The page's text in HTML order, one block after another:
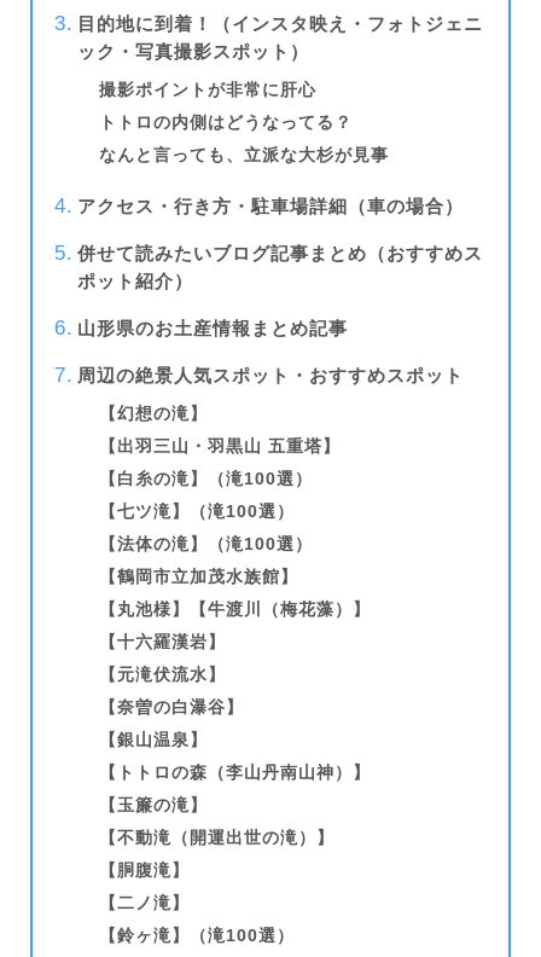
目的地に到着！（インスタ映え・フォトジェニ
ック・写真撮影スポット）
撮影ポイントが非常に肝心
トトロの内側はどうなってる？
なんと言っても、立派な大杉が見事
アクセス・行き方・駐車場詳細（車の場合）
併せて読みたいブログ記事まとめ（おすすめス
ポット紹介）
山形県のお土産情報まとめ記事
周辺の絶景人気スポット・おすすめスポット
【幻想の滝】
【出羽三山・羽黒山 五重塔】
【白糸の滝】（滝100選）
【七ツ滝】（滝100選）
【法体の滝】（滝100選）
【鶴岡市立加茂水族館】
【丸池様】【牛渡川（梅花藻）
】
【十六羅漢岩】
【元滝伏流水】
【奈曽の白瀑谷】
【銀山温泉】
【トトロの森（李山丹南山神）】
【玉簾の滝】
【不動滝（開運出世の滝）】
【胴腹滝】
【二ノ滝】
【鈴ヶ滝】（滝100選）